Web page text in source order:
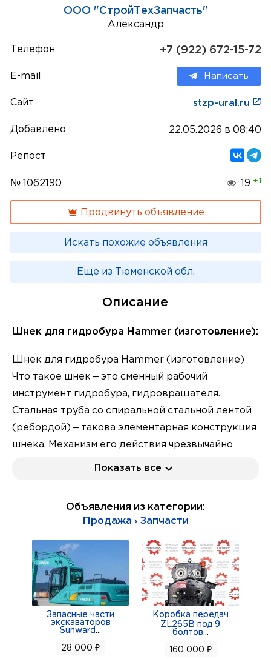
ООО "СтройТехЗапчасть"
Александр
Телефон +7 (922) 672-15-72
E-mail Написать
Сайт stzp-ural.ru
Добавлено 22.05.2026 в 08:40
Репост
№ 1062190 19 +1
Продвинуть объявление
Искать похожие объявления
Еще из Тюменской обл.
Описание
Шнек для гидробура Hammer (изготовление):
Шнек для гидробура Hammer (изготовление)
Что такое шнек – это сменный рабочий
инструмент гидробура, гидровращателя.
Стальная труба со спиральной стальной лентой
(ребордой) – такова элементарная конструкция
шнека. Механизм его действия чрезвычайно
прост: при погружении и вращении шнека
сопротивления грунта может быть достаточно
оборудования используются только твердые
сплавы.
Принято выделять три основные виды шнеков:
стандартные, для работы со скальными
породами и для бурения мерзлых грунтов. К
каждому гидробуру подбирается шнек
определенного размера и типом соединения.
Показать все
Объявления из категории:
Продажа › Запчасти
Запасные части
экскаваторов
Sunward
28 000 ₽
Коробка передач
ZL265B под 9
болтов
160 000 ₽